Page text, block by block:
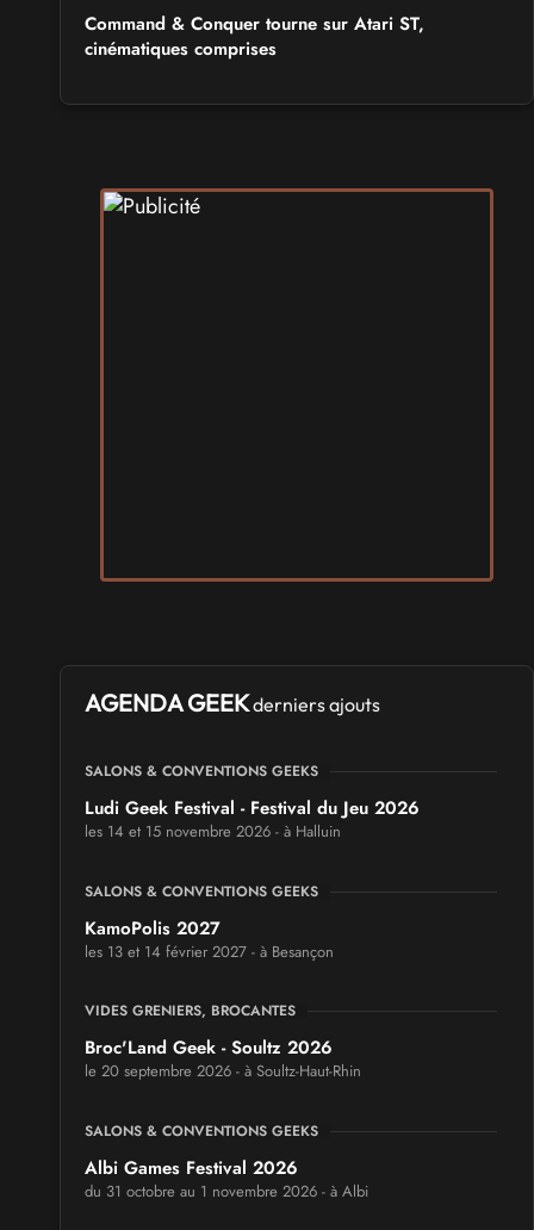
Command & Conquer tourne sur Atari ST,
cinématiques comprises
AGENDA GEEKderniers ajouts
SALONS & CONVENTIONS GEEKS
Ludi Geek Festival - Festival du Jeu 2026
les 14 et 15 novembre 2026 - à Halluin
SALONS & CONVENTIONS GEEKS
KamoPolis 2027
les 13 et 14 février 2027 - à Besançon
VIDES GRENIERS, BROCANTES
Broc'Land Geek - Soultz 2026
le 20 septembre 2026 - à Soultz-Haut-Rhin
SALONS & CONVENTIONS GEEKS
Albi Games Festival 2026
du 31 octobre au 1 novembre 2026 - à Albi